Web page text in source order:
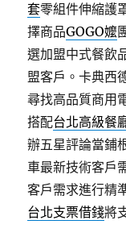
套零組件伸縮護
擇商品GOGO嬤
選加盟中式餐飲
盟客戶。卡典西
尋找高品質商用
搭配台北高級餐
辦五星評論當鋪
車最新技術客戶
客戶需求進行精
台北支票借錢將